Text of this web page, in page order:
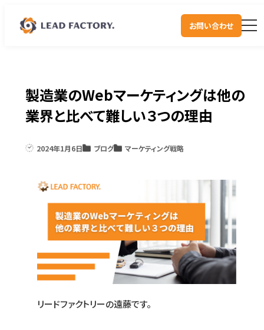
お問い合わせ
製造業のWebマーケティングは他の
業界と比べて難しい３つの理由
2024年1月6日 ブログ マーケティング戦略
リードファクトリーの遠藤です。